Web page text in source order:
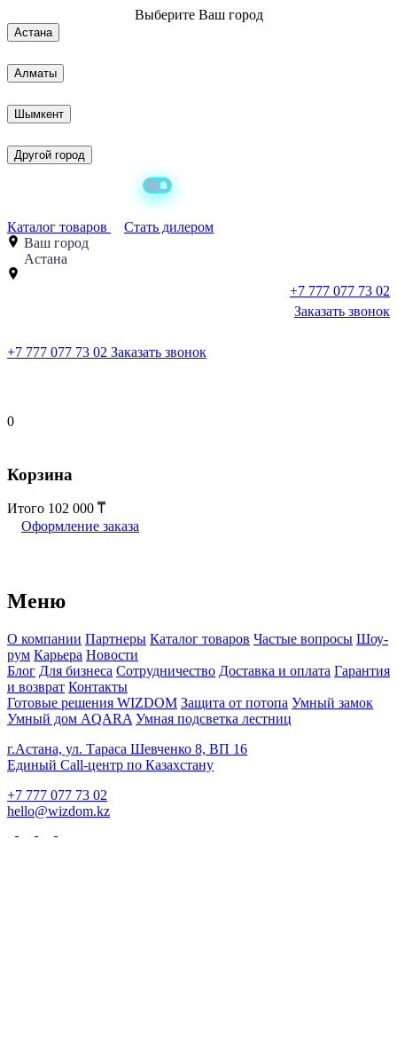
Выберите Ваш город
Астана
Алматы
Шымкент
Другой город
Каталог товаров
Стать дилером
Ваш город
Астана
+7 777 077 73 02
Заказать звонок
+7 777 077 73 02 Заказать звонок
0
Корзина
Итого 102 000
Оформление заказа
Меню
О компании Партнеры Каталог товаров Частые вопросы Шоу-
рум Карьера Новости
Блог Для бизнеса Сотрудничество Доставка и оплата Гарантия
и возврат Контакты
Готовые решения WIZDOM Защита от потопа Умный замок
Умный дом AQARA Умная подсветка лестниц
г.Астана, ул. Тараса Шевченко 8, ВП 16
Единый Call-центр по Казахстану
+7 777 077 73 02
hello@wizdom.kz